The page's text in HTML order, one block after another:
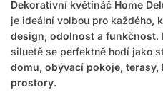
Dekorativní květináč Home
je ideální volbou pro každého,
design, odolnost a funkčnost.
siluetě se perfektně hodí jako
domu, obývací pokoje,
prostory.